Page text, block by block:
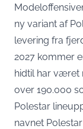
ny variant af
levering fra
2027 kommer
hidtil har
over 190.000
Polestar
navnet Polestar